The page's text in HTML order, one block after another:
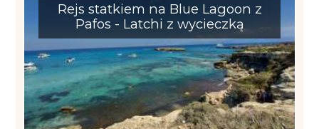
Rejs statkiem na Blue Lagoon z
Pafos - Latchi z wycieczką